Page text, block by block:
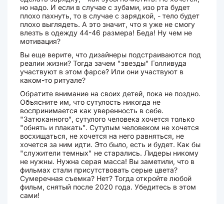
но надо. И если в случае с зубами, изо рта будет
плохо пахнуть, то в случае с зарядкой, - тело будет
плохо выглядеть. А это значит, что я уже не смогу
влезть в одежду 44-46 размера! Беда! Ну чем не
мотивация?
Вы еще верите, что дизайнеры подстраиваются под
реалии жизни? Тогда зачем "звезды" Голливуда
участвуют в этом фарсе? Или они участвуют в
каком-то ритуале?
Обратите внимание на своих детей, пока не поздно.
Объясните им, что сутулость никогда не
воспринимается как уверенность в себе.
"Затюканного", сутулого человека хочется только
"обнять и плакать". Сутулым человеком не хочется
восхищаться, не хочется на него равняться, не
хочется за ним идти. Это было, есть и будет. Как бы
"служители темных" не старались. Лидеры никому
не нужны. Нужна серая масса! Вы заметили, что в
фильмах стали присутствовать серые цвета?
Сумеречная съемка? Нет? Тогда откройте любой
фильм, снятый после 2020 года. Убедитесь в этом
сами!